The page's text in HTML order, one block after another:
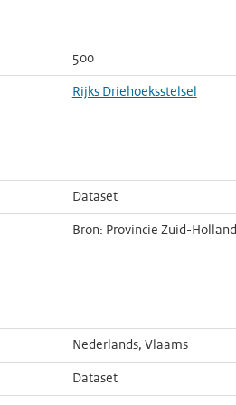
500
Rijks Driehoeksstelsel
Dataset
Bron: Provincie Zuid-Holland
Nederlands; Vlaams
Dataset